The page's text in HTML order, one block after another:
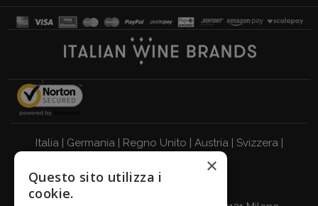
Italia| Germania| Regno Unito | Austria| Svizzera|
Belgio
×
Questo sito utilizza i
cookie.